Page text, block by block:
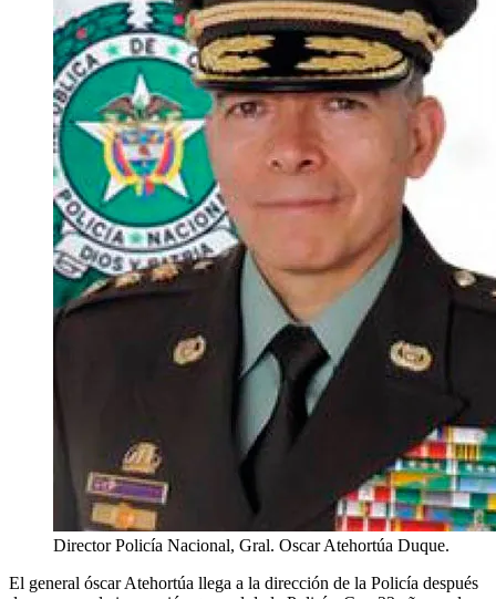
Director Policía Nacional, Gral. Oscar Atehortúa Duque.
El general óscar Atehortúa llega a la dirección de la Policía después